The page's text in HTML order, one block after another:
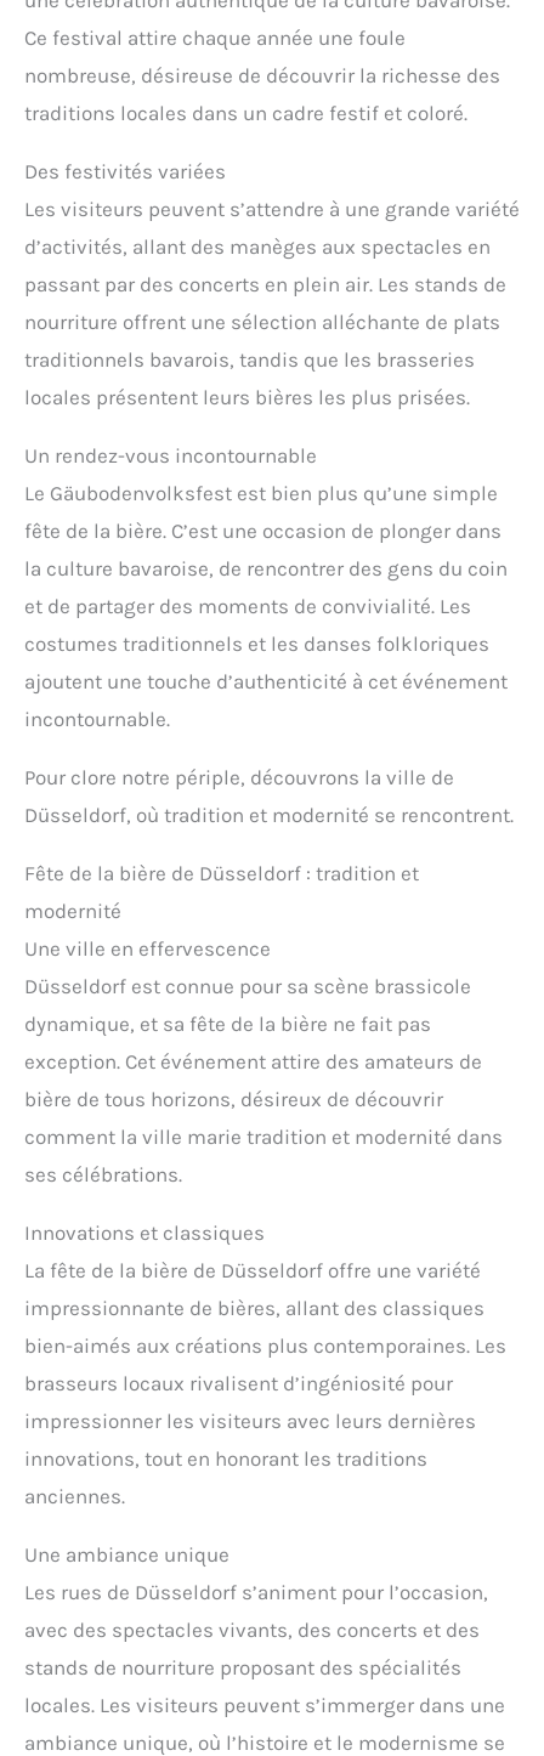
Ce festival attire chaque année une foule
nombreuse, désireuse de découvrir la richesse des
traditions locales dans un cadre festif et coloré.
Des festivités variées
Les visiteurs peuvent s’attendre à une grande variété
d’activités, allant des manèges aux spectacles en
passant par des concerts en plein air. Les stands de
nourriture offrent une sélection alléchante de plats
traditionnels bavarois, tandis que les brasseries
locales présentent leurs bières les plus prisées.
Un rendez-vous incontournable
Le Gäubodenvolksfest est bien plus qu’une simple
fête de la bière. C’est une occasion de plonger dans
la culture bavaroise, de rencontrer des gens du coin
et de partager des moments de convivialité. Les
costumes traditionnels et les danses folkloriques
ajoutent une touche d’authenticité à cet événement
incontournable.
Pour clore notre périple, découvrons la ville de
Düsseldorf, où tradition et modernité se rencontrent.
Fête de la bière de Düsseldorf : tradition et
modernité
Une ville en effervescence
Düsseldorf est connue pour sa scène brassicole
dynamique, et sa fête de la bière ne fait pas
exception. Cet événement attire des amateurs de
bière de tous horizons, désireux de découvrir
comment la ville marie tradition et modernité dans
ses célébrations.
Innovations et classiques
La fête de la bière de Düsseldorf offre une variété
impressionnante de bières, allant des classiques
bien-aimés aux créations plus contemporaines. Les
brasseurs locaux rivalisent d’ingéniosité pour
impressionner les visiteurs avec leurs dernières
innovations, tout en honorant les traditions
anciennes.
Une ambiance unique
Les rues de Düsseldorf s’animent pour l’occasion,
avec des spectacles vivants, des concerts et des
stands de nourriture proposant des spécialités
locales. Les visiteurs peuvent s’immerger dans une
ambiance unique, où l’histoire et le modernisme se